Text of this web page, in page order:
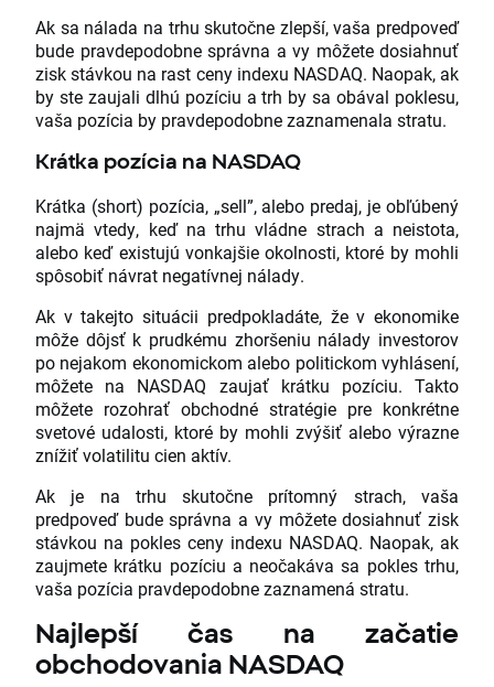
Ak sa nálada na trhu skutočne zlepší, vaša predpoveď
bude pravdepodobne správna a vy môžete dosiahnuť
zisk stávkou na rast ceny indexu NASDAQ. Naopak, ak
by ste zaujali dlhú pozíciu a trh by sa obával poklesu,
vaša pozícia by pravdepodobne zaznamenala stratu.
Krátka pozícia na NASDAQ
Krátka (short) pozícia, „sell”, alebo predaj, je obľúbený
najmä vtedy, keď na trhu vládne strach a neistota,
alebo keď existujú vonkajšie okolnosti, ktoré by mohli
spôsobiť návrat negatívnej nálady.
Ak v takejto situácii predpokladáte, že v ekonomike
môže dôjsť k prudkému zhoršeniu nálady investorov
po nejakom ekonomickom alebo politickom vyhlásení,
môžete na NASDAQ zaujať krátku pozíciu. Takto
môžete rozohrať obchodné stratégie pre konkrétne
svetové udalosti, ktoré by mohli zvýšiť alebo výrazne
znížiť volatilitu cien aktív.
Ak je na trhu skutočne prítomný strach, vaša
predpoveď bude správna a vy môžete dosiahnuť zisk
stávkou na pokles ceny indexu NASDAQ. Naopak, ak
zaujmete krátku pozíciu a neočakáva sa pokles trhu,
vaša pozícia pravdepodobne zaznamená stratu.
Najlepší čas na začatie
obchodovania NASDAQ